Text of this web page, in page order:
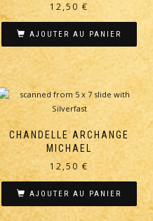
12,50 €
AJOUTER AU PANIER
CHANDELLE ARCHANGE
MICHAEL
12,50 €
AJOUTER AU PANIER